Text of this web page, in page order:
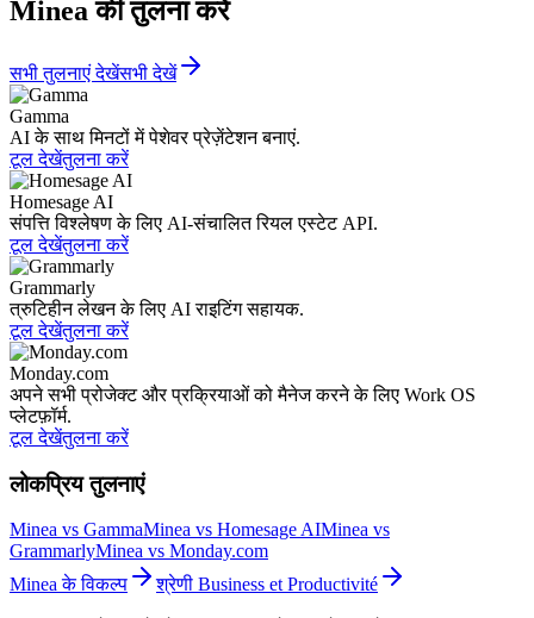
Minea की तुलना करें
सभी तुलनाएं देखेंसभी देखें
Gamma
AI के साथ मिनटों में पेशेवर प्रेज़ेंटेशन बनाएं.
टूल देखेंतुलना करें
Homesage AI
संपत्ति विश्लेषण के लिए AI-संचालित रियल एस्टेट API.
टूल देखेंतुलना करें
Grammarly
त्रुटिहीन लेखन के लिए AI राइटिंग सहायक.
टूल देखेंतुलना करें
Monday.com
अपने सभी प्रोजेक्ट और प्रक्रियाओं को मैनेज करने के लिए Work OS
प्लेटफ़ॉर्म.
टूल देखेंतुलना करें
लोकप्रिय तुलनाएं
Minea vs GammaMinea vs Homesage AIMinea vs
GrammarlyMinea vs Monday.com
Minea के विकल्प
श्रेणी Business et Productivité